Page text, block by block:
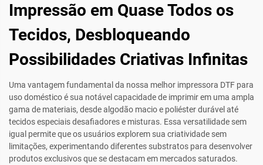
Impressão em Quase Todos os
Tecidos, Desbloqueando
Possibilidades Criativas Infinitas
Uma vantagem fundamental da nossa melhor impressora DTF para
uso doméstico é sua notável capacidade de imprimir em uma ampla
gama de materiais, desde algodão macio e poliéster durável até
tecidos especiais desafiadores e misturas. Essa versatilidade sem
igual permite que os usuários explorem sua criatividade sem
limitações, experimentando diferentes substratos para desenvolver
produtos exclusivos que se destacam em mercados saturados.